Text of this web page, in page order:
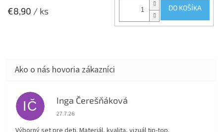
€8,90 / ks DO KOŠÍKA
IČ Inga Čerešňáková
Hodnotenie obchodu je 5 z 5 hviezdičiek.
27.7.26